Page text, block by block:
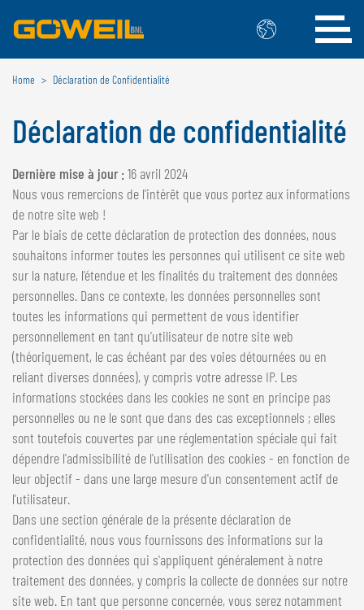
Choisissez votre langue/votre pays
INTERNATIONAL
GÖWEIL
DEUTSCH
ENGLISH
FRANÇAIS
NEDERLANDS
ESPAÑOL
POLSKI
ČESKÝ
BELGIQUE
GÖWEIL BNL
NEDERLANDS
FRANÇAIS
DEUTSCH
SUISSE
GÖWEIL Schweiz
DEUTSCH
FRANÇAIS
Home Déclaration de Confidentialité
Déclaration de confidentialité
Dernière mise à jour : 16 avril 2024
Nous vous remercions de l'intérêt que vous portez aux informations
de notre site web !
Par le biais de cette déclaration de protection des données, nous
souhaitons informer toutes les personnes qui utilisent ce site web
sur la nature, l'étendue et les finalités du traitement des données
personnelles. Dans ce contexte, les données personnelles sont
toutes les informations qui permettent de vous identifier
personnellement en tant qu'utilisateur de notre site web
(théoriquement, le cas échéant par des voies détournées ou en
reliant diverses données), y compris votre adresse IP. Les
informations stockées dans les cookies ne sont en principe pas
personnelles ou ne le sont que dans des cas exceptionnels ; elles
sont toutefois couvertes par une réglementation spéciale qui fait
dépendre l'admissibilité de l'utilisation des cookies - en fonction de
leur objectif - dans une large mesure d'un consentement actif de
l'utilisateur.
Dans une section générale de la présente déclaration de
confidentialité, nous vous fournissons des informations sur la
protection des données qui s'appliquent généralement à notre
traitement des données, y compris la collecte de données sur notre
site web. En tant que personne concernée, vous serez notamment